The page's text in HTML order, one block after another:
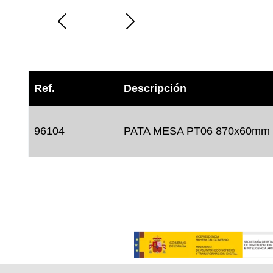
Ref. Descripción
96104 PATA MESA PT06 870x60mm